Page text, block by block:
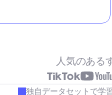
人気のある
独自データセットで学